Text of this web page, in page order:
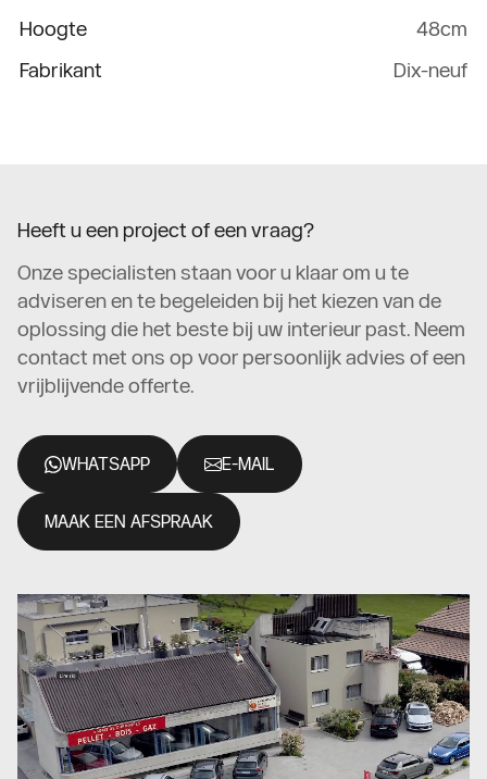
Hoogte
48cm
Fabrikant
Dix-neuf
Heeft u een project of een vraag?
Onze specialisten staan voor u klaar om u te
adviseren en te begeleiden bij het kiezen van de
oplossing die het beste bij uw interieur past. Neem
contact met ons op voor persoonlijk advies of een
vrijblijvende offerte.
WHATSAPP E-MAIL
MAAK EEN AFSPRAAK